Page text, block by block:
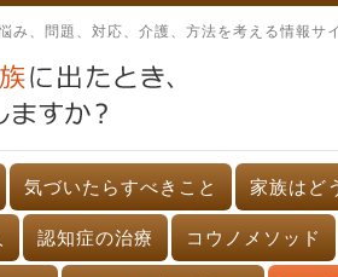
、問題、対応、介護、方法を考える情報サ
気づいたらすべきこと 家族はど
認知症の治療 コウノメソッド